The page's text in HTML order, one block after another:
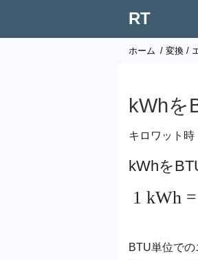
RT
ホーム / 変換 /
kWhを
キロワット時
kWhを
1 kWh
BTU単位での